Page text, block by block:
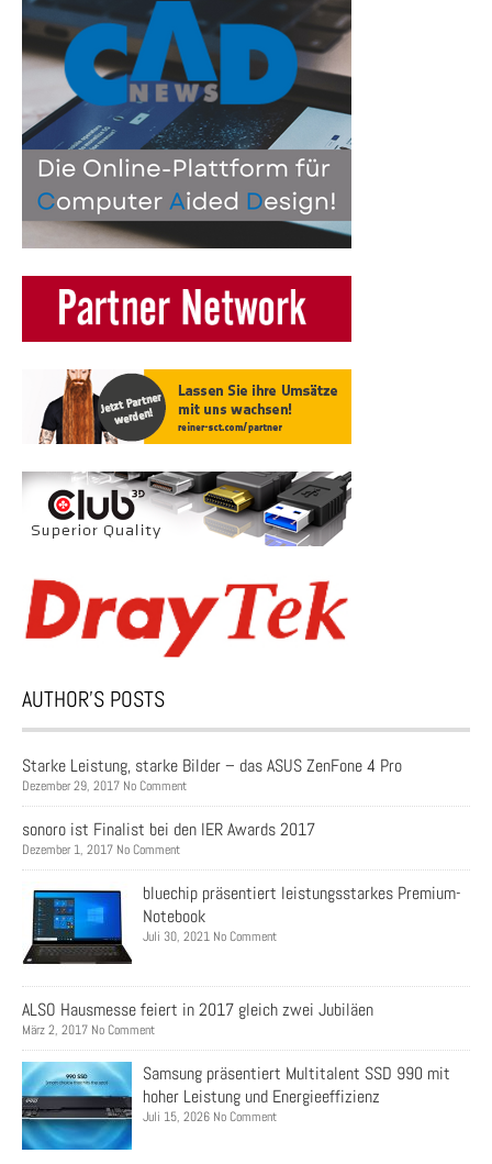
AUTHOR’S POSTS
Starke Leistung, starke Bilder – das ASUS ZenFone 4 Pro
Dezember 29, 2017 No Comment
sonoro ist Finalist bei den IER Awards 2017
Dezember 1, 2017 No Comment
bluechip präsentiert leistungsstarkes Premium-
Notebook
Juli 30, 2021 No Comment
ALSO Hausmesse feiert in 2017 gleich zwei Jubiläen
März 2, 2017 No Comment
Samsung präsentiert Multitalent SSD 990 mit
hoher Leistung und Energieeffizienz
Juli 15, 2026 No Comment